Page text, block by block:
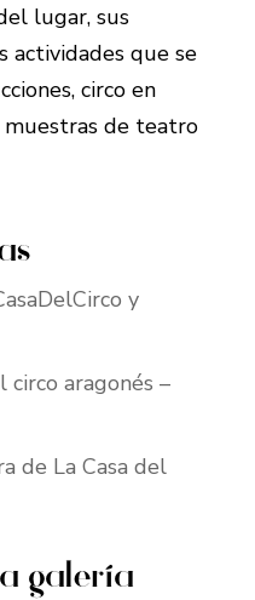
lugar, sus
actividades que se
circo en
muestras de teatro
y
aragonés –
de La Casa del
galería